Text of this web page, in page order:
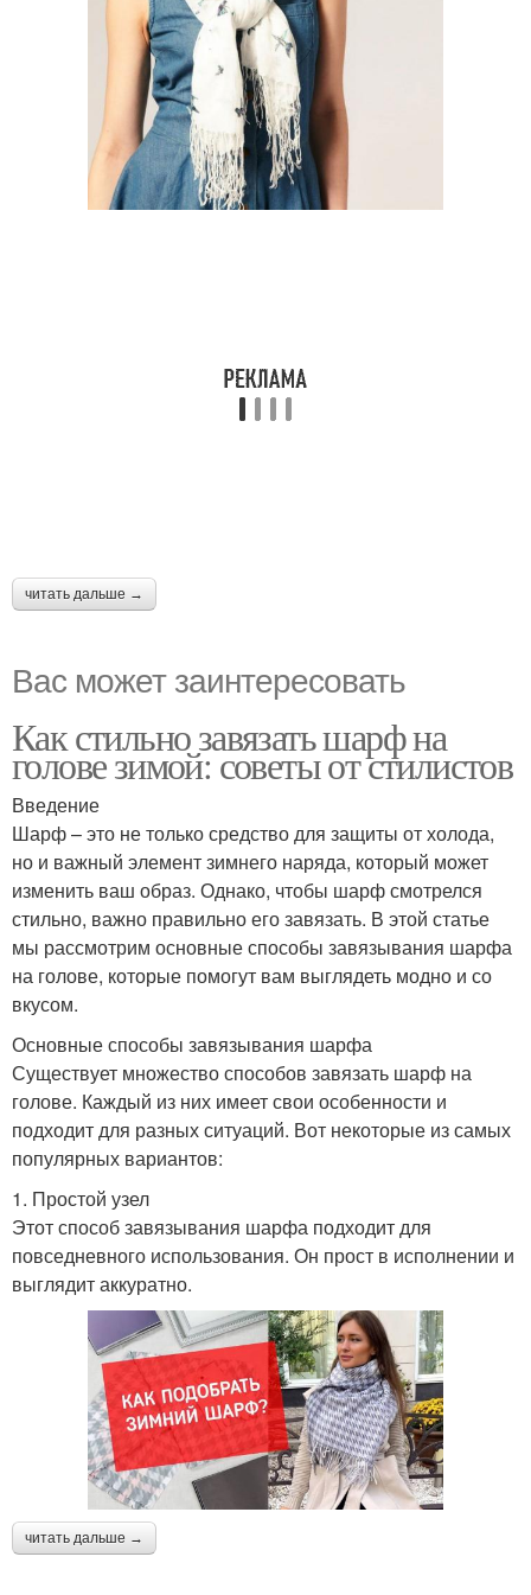
читать дальше →
Вас может заинтересовать
Как стильно завязать шарф на
голове зимой: советы от стилистов
Введение
Шарф – это не только средство для защиты от холода,
но и важный элемент зимнего наряда, который может
изменить ваш образ. Однако, чтобы шарф смотрелся
стильно, важно правильно его завязать. В этой статье
мы рассмотрим основные способы завязывания шарфа
на голове, которые помогут вам выглядеть модно и со
вкусом.
Основные способы завязывания шарфа
Существует множество способов завязать шарф на
голове. Каждый из них имеет свои особенности и
подходит для разных ситуаций. Вот некоторые из самых
популярных вариантов:
1. Простой узел
Этот способ завязывания шарфа подходит для
повседневного использования. Он прост в исполнении и
выглядит аккуратно.
читать дальше →